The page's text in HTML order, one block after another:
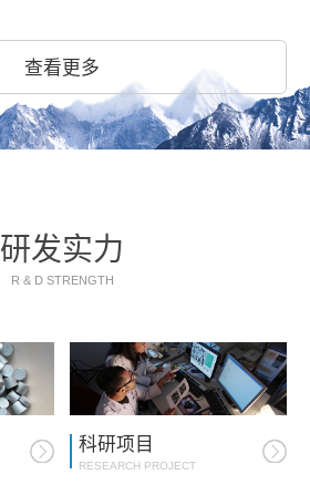
查看更多
研发实力
R & D STRENGTH
科研项目
RESEARCH PROJECT